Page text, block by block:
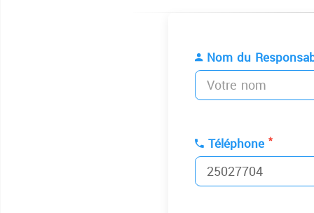
Nom du
Téléphone *